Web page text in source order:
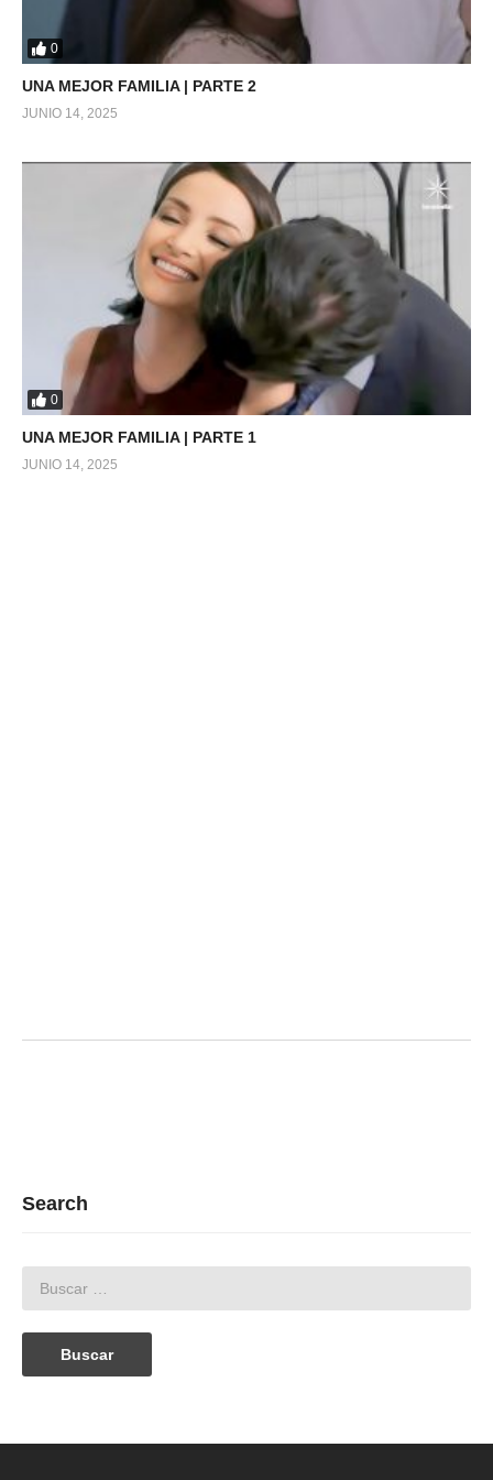
0
UNA MEJOR FAMILIA | PARTE 2
JUNIO 14, 2025
0
UNA MEJOR FAMILIA | PARTE 1
JUNIO 14, 2025
Search